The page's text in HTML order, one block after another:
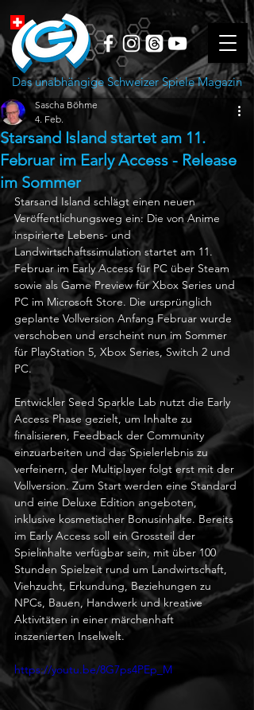
Das unabhängige Schweizer Spiele Magazin
Starsand Island startet am 11.
Februar im Early Access - Release
im Sommer
Sascha Böhme
4. Feb.
Starsand Island schlägt einen neuen
Veröffentlichungsweg ein: Die von Anime
inspirierte Lebens- und
Landwirtschaftssimulation startet am 11.
Februar im Early Access für PC über Steam
sowie als Game Preview für Xbox Series und
PC im Microsoft Store. Die ursprünglich
geplante Vollversion Anfang Februar wurde
verschoben und erscheint nun im Sommer
für PlayStation 5, Xbox Series, Switch 2 und
PC.
Entwickler Seed Sparkle Lab nutzt die Early
Access Phase gezielt, um Inhalte zu
finalisieren, Feedback der Community
einzuarbeiten und das Spielerlebnis zu
verfeinern, der Multiplayer folgt erst mit der
Vollversion. Zum Start werden eine Standard
und eine Deluxe Edition angeboten,
inklusive kosmetischer Bonusinhalte. Bereits
im Early Access soll ein Grossteil der
Spielinhalte verfügbar sein, mit über 100
Stunden Spielzeit rund um Landwirtschaft,
Viehzucht, Erkundung, Beziehungen zu
NPCs, Bauen, Handwerk und kreative
Aktivitäten in einer märchenhaft
inszenierten Inselwelt.
https://youtu.be/8G7ps4PEp_M